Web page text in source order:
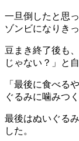
一旦倒したと思
ゾンビになりき
豆まき終了後も
じゃない？」と
「最後に食べる
ぐるみに噛みつ
最後はぬいぐる
した。